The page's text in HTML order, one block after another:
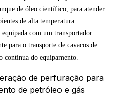
de óleo científico, para atender
de alta temperatura.
equipada com um transportador
para o transporte de cavacos de
contínua do equipamento.
de perfuração para
de petróleo e gás